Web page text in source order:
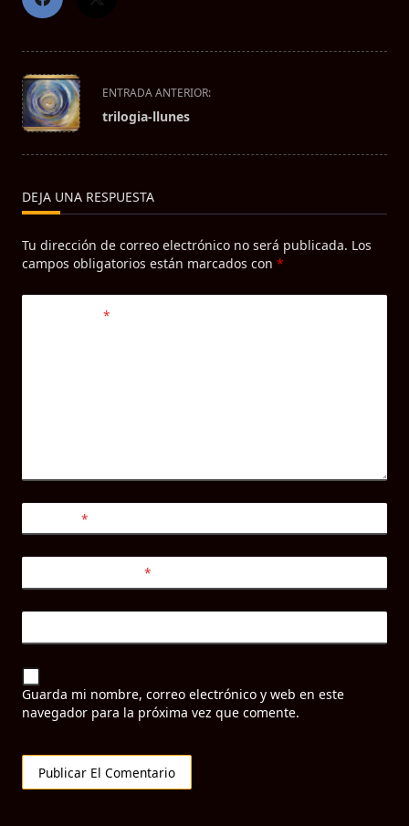
<span
class="nav-
subtitle
screen-
text">Página</span>
ENTRADA ANTERIOR:
trilogia-llunes
DEJA UNA RESPUESTA
Tu dirección de correo electrónico no será publicada. Los
campos obligatorios están marcados con *
*
*
*
Guarda mi nombre, correo electrónico y web en este
navegador para la próxima vez que comente.